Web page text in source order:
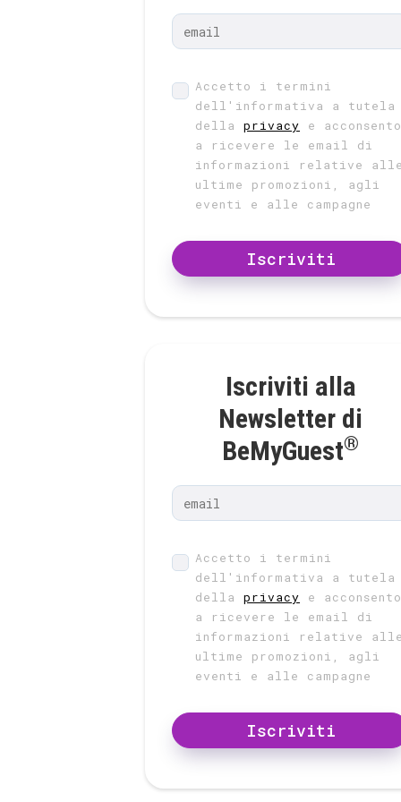
Accetto i termini
dell'informativa a tutela
della privacy e acconsento
a ricevere le email di
informazioni relative
ultime promozioni, agli
eventi e alle campagne
Iscriviti
Iscriviti alla
Newsletter di
BeMyGuest®
Accetto i termini
dell'informativa a tutela
della privacy e acconsento
a ricevere le email di
informazioni relative
ultime promozioni, agli
eventi e alle campagne
Iscriviti